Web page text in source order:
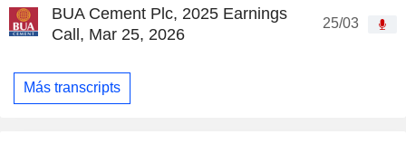
BUA Cement Plc, 2025 Earnings
Call, Mar 25, 2026
25/03
Más transcripts